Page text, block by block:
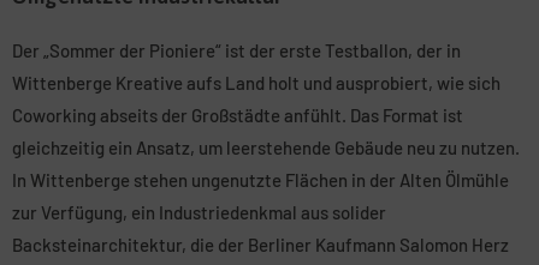
Der „Sommer der Pioniere“ ist der erste Testballon, der in
Wittenberge Kreative aufs Land holt und ausprobiert, wie sich
Coworking abseits der Großstädte anfühlt. Das Format ist
gleichzeitig ein Ansatz, um leerstehende Gebäude neu zu nutzen.
In Wittenberge stehen ungenutzte Flächen in der Alten Ölmühle
zur Verfügung, ein Industriedenkmal aus solider
Backsteinarchitektur, die der Berliner Kaufmann Salomon Herz